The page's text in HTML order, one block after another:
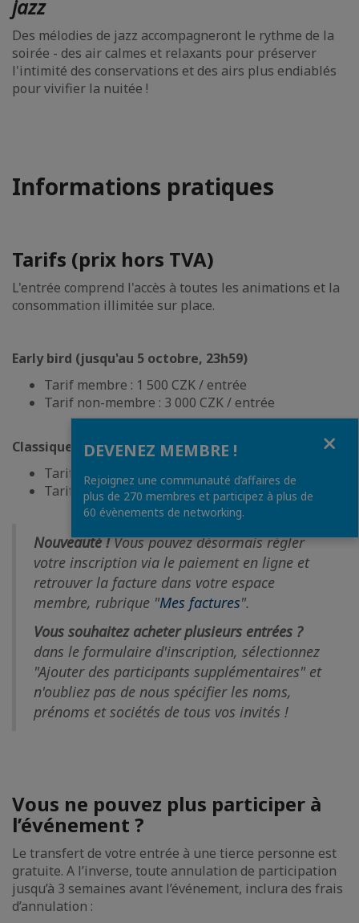
jazz
Des mélodies de jazz accompagneront le rythme de la
soirée - des air calmes et relaxants pour préserver
l'intimité des conservations et des airs plus endiablés
pour vivifier la nuitée !
Informations pratiques
Tarifs (prix hors TVA)
L'entrée comprend l'accès à toutes les animations et la
consommation illimitée sur place.
Early bird (jusqu'au 5 octobre, 23h59)
Tarif membre : 1 500 CZK / entrée
Tarif non-membre : 3 000 CZK / entrée
Classique (à partir du 6 octobre)
Tarif membre : 2 000 CZK / entrée
Tarif non-membre : 4 000 CZK / entrée
Nouveauté !Vous pouvez désormais régler
votre inscription via le paiement en ligne et
retrouver la facture dans votre espace
membre, rubrique "Mes factures".
Vous souhaitez acheter plusieurs entrées ?
dans le formulaire d'inscription, sélectionnez
"Ajouter des participants supplémentaires" et
n'oubliez pas de nous spécifier les noms,
prénoms et sociétés de tous vos invités !
Vous ne pouvez plus participer à
l’événement ?
Le transfert de votre entrée à une tierce personne est
gratuite. A l’inverse, toute annulation de participation
jusqu’à 3 semaines avant l’événement, inclura des frais
d’annulation :
DEVENEZ MEMBRE !
Rejoignez une communauté d’affaires de
plus de 270 membres et participez à plus de
60 évènements de networking.